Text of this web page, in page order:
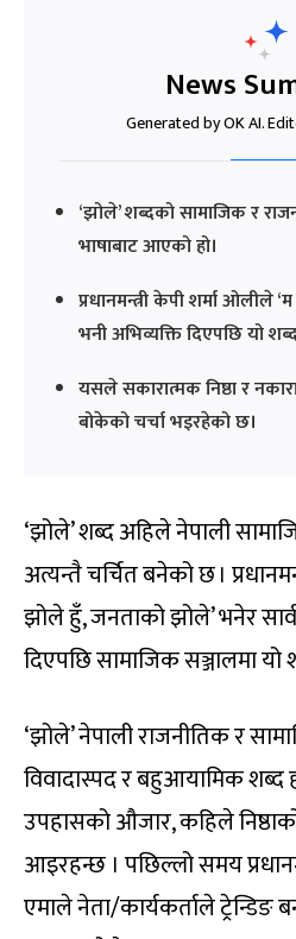
News
Generated by OK AI.
‘झोले’ शब्दको सामाजिक र
भाषाबाट आएको हो।
प्रधानमन्त्री केपी शर्मा ओलीले
भनी अभिव्यक्ति दिएपछि यो
यसले सकारात्मक निष्ठा र
बोकेको चर्चा भइरहेको छ।
‘झोले’ शब्द अहिले नेपाली
अत्यन्तै चर्चित बनेको छ ।
झोले हुँ, जनताको झोले’ भनेर
दिएपछि सामाजिक सञ्जालमा
‘झोले’ नेपाली राजनीतिक र
विवादास्पद र बहुआयामिक शब्द
उपहासको औजार, कहिले
आइरहन्छ । पछिल्लो समय
एमाले नेता/कार्यकर्ताले ट्रेन्डिङ